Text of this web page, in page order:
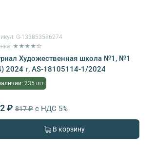
G-133853586274
★★★★☆
Художественная школа №1, №1
2024 г, AS-18105114-1/2024
235 шт
₽ 817 ₽ с НДС 5%
В корзину